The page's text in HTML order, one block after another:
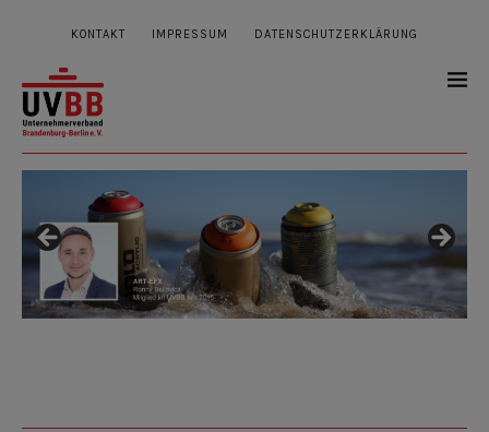
KONTAKT IMPRESSUM DATENSCHUTZERKLÄRUNG